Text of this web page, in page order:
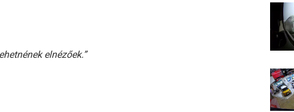
elnézőek.”